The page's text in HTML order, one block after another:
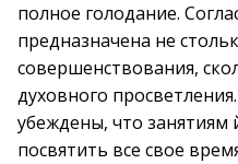
полное голодание.
предназначена не
совершенствования,
духовного
убеждены, что занятиям
посвятить все свое